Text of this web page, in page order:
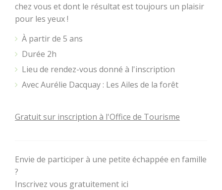
CULTURE
Chapelles
Cinéma le Celtic
chez vous et dont le résultat est toujours un plaisir
pour les yeux !
À partir de 5 ans
Durée 2h
Lieu de rendez-vous donné à l'inscription
Avec Aurélie Dacquay : Les Ailes de la forêt
Gratuit sur inscription à l'Office de Tourisme
Envie de participer à une petite échappée en famille
?
Inscrivez vous gratuitement ici